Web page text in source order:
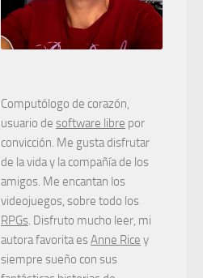
Computólogo de corazón,
usuario de software libre por
convicción. Me gusta disfrutar
de la vida y la compañía de los
amigos. Me encantan los
videojuegos, sobre todo los
RPGs. Disfruto mucho leer, mi
autora favorita esAnne Rice y
siempre sueño con sus